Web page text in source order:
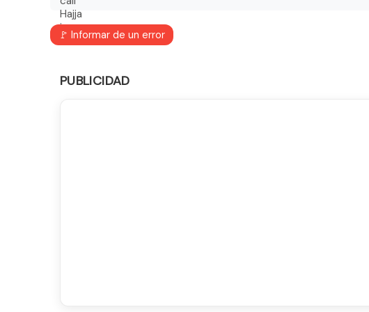
🚩 Informar de un error
PUBLICIDAD